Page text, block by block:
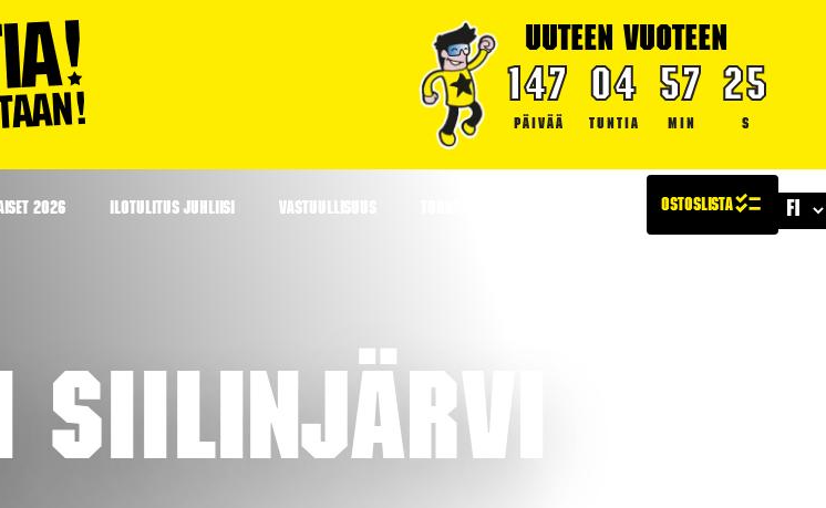
UUTEEN VUOTEEN
147
PÄIVÄÄ
04
TUNTIA
57
MIN
24
S
2026 ILOTULITUS JUHLIISI VASTUULLISUUS
Siilinjärvi